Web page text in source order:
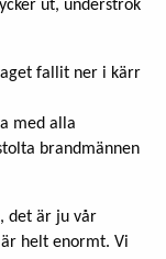
ut, underströk
fallit ner i kärr
med alla
brandmännen
det är ju vår
helt enormt. Vi